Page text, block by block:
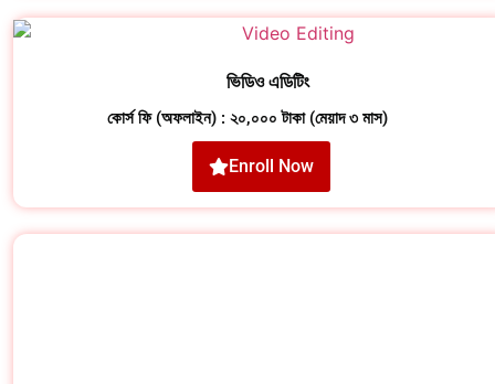
ভিডিও এডিটিং
কোর্স ফি (অফলাইন) : ২০,০০০ টাকা (মেয়াদ ৩ মাস)
Enroll Now